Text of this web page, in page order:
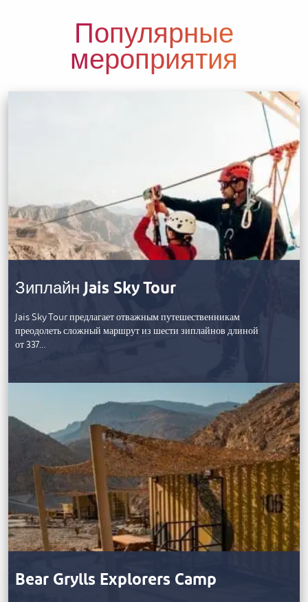
Популярные
мероприятия
Зиплайн Jais Sky Tour
Jais Sky Tour предлагает отважным путешественникам
преодолеть сложный маршрут из шести зиплайнов длиной
от 337…
Bear Grylls Explorers Camp